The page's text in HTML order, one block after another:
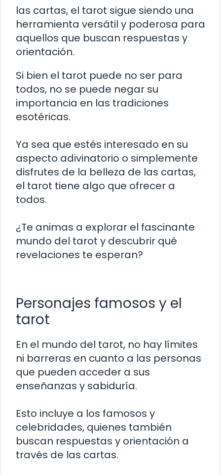
las cartas, el tarot sigue siendo una
herramienta versátil y poderosa para
aquellos que buscan respuestas y
orientación.
Si bien el tarot puede no ser para
todos, no se puede negar su
importancia en las tradiciones
esotéricas.
Ya sea que estés interesado en su
aspecto adivinatorio o simplemente
disfrutes de la belleza de las cartas,
el tarot tiene algo que ofrecer a
todos.
¿Te animas a explorar el fascinante
mundo del tarot y descubrir qué
revelaciones te esperan?
Personajes famosos y el
tarot
En el mundo del tarot, no hay límites
ni barreras en cuanto a las personas
que pueden acceder a sus
enseñanzas y sabiduría.
Esto incluye a los famosos y
celebridades, quienes también
buscan respuestas y orientación a
través de las cartas.